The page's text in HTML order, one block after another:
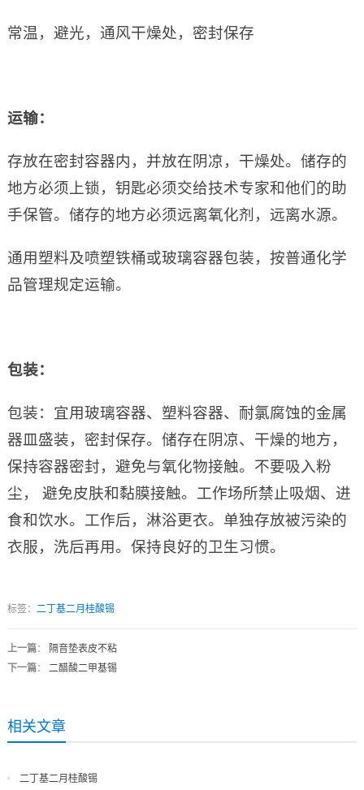
常温，避光，通风干燥处，密封保存
运输：
存放在密封容器内，并放在阴凉，干燥处。储存的
地方必须上锁，钥匙必须交给技术专家和他们的助
手保管。储存的地方必须远离氧化剂，远离水源。
通用塑料及喷塑铁桶或玻璃容器包装，按普通化学
品管理规定运输。
包装：
包装：宜用玻璃容器、塑料容器、耐氯腐蚀的金属
器皿盛装，密封保存。储存在阴凉、干燥的地方，
保持容器密封，避免与氧化物接触。不要吸入粉
尘， 避免皮肤和黏膜接触。工作场所禁止吸烟、进
食和饮水。工作后，淋浴更衣。单独存放被污染的
衣服，洗后再用。保持良好的卫生习惯。
标签： 二丁基二月桂酸锡
上一篇：
隔音垫表皮不粘
下一篇： 二醋酸二甲基锡
相关文章
二丁基二月桂酸锡